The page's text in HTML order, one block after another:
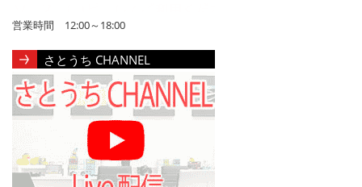
営業時間 12:00～18:00
さとうち CHANNEL